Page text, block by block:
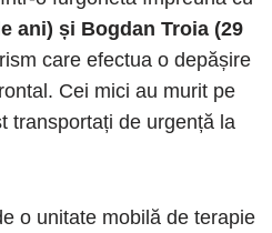
ani) și Bogdan Troia (29
care efectua o depășire
Cei mici au murit pe
transportați de urgență la
o unitate mobilă de terapie